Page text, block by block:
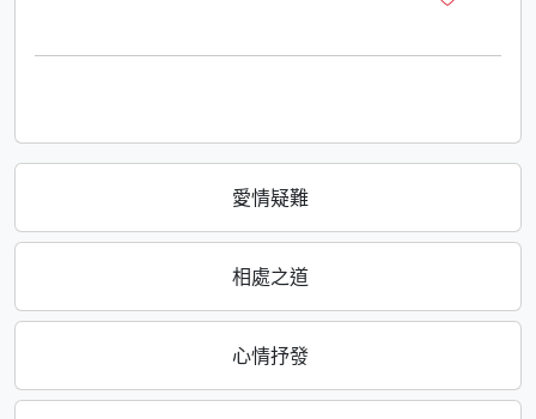
愛情疑難
相處之道
心情抒發